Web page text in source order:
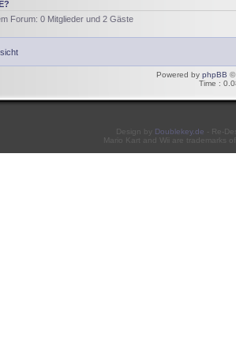
Forum: 0 Mitglieder und 2 Gäste
Powered by phpBB ©
Time :
Design by Doublekey.de - Re-
Mario Kart and Wii are trademarks